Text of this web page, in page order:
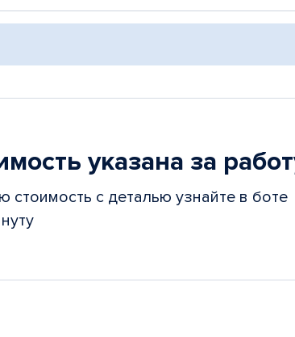
указана за
стоимость с деталью узнайте в боте